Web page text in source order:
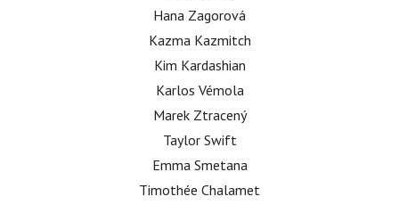
Hana Zagorová
Kazma Kazmitch
Kim Kardashian
Karlos Vémola
Marek Ztracený
Taylor Swift
Emma Smetana
Timothée Chalamet